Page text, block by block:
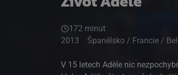
172 minut
2013
Španělsko / Francie /
V 15 letech Adèle nic